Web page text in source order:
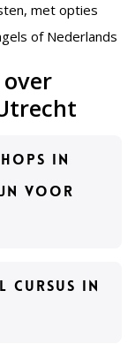
met opties
of Nederlands
in
voor
cursus in